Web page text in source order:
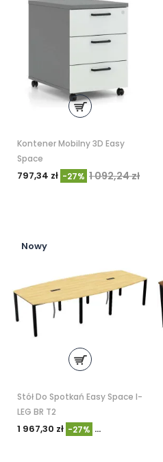
Kontener Mobilny 3D Easy
Space
797,34 zł -27% 1 092,24 zł
Nowy
Stół Do Spotkań Easy Space I-
LEG BR T2
1 967,30 zł -27% 2 694,93 zł